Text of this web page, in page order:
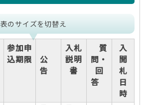
表のサイズを切替え
参加申
込期限
公
告
入札
説明
書
質
問・
回
答
入
開
札
日
時